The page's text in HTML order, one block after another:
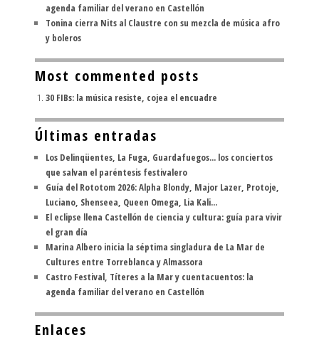
agenda familiar del verano en Castellón
Tonina cierra Nits al Claustre con su mezcla de música afro
y boleros
Most commented posts
30 FIBs: la música resiste, cojea el encuadre
Últimas entradas
Los Delinqüentes, La Fuga, Guardafuegos... los conciertos
que salvan el paréntesis festivalero
Guía del Rototom 2026: Alpha Blondy, Major Lazer, Protoje,
Luciano, Shenseea, Queen Omega, Lia Kali...
El eclipse llena Castellón de ciencia y cultura: guía para vivir
el gran día
Marina Albero inicia la séptima singladura de La Mar de
Cultures entre Torreblanca y Almassora
Castro Festival, Títeres a la Mar y cuentacuentos: la
agenda familiar del verano en Castellón
Enlaces